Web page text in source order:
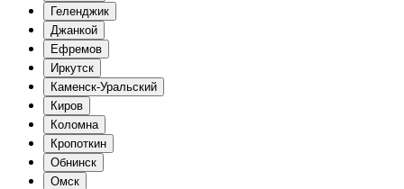
Геленджик
Джанкой
Ефремов
Иркутск
Каменск-Уральский
Киров
Коломна
Кропоткин
Обнинск
Омск